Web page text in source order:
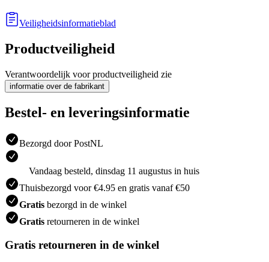
Veiligheidsinformatieblad
Productveiligheid
Verantwoordelijk voor productveiligheid zie
informatie over de fabrikant
Bestel- en leveringsinformatie
Bezorgd door PostNL
Vandaag besteld, dinsdag 11 augustus in huis
Thuisbezorgd voor €4.95 en gratis vanaf €50
Gratis bezorgd in de winkel
Gratis retourneren in de winkel
Gratis retourneren in de winkel